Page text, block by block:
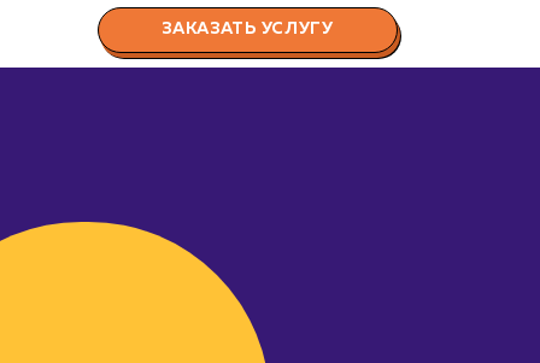
ЗАКАЗАТЬ УСЛУГУ